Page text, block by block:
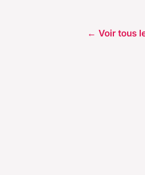
← Voir tous